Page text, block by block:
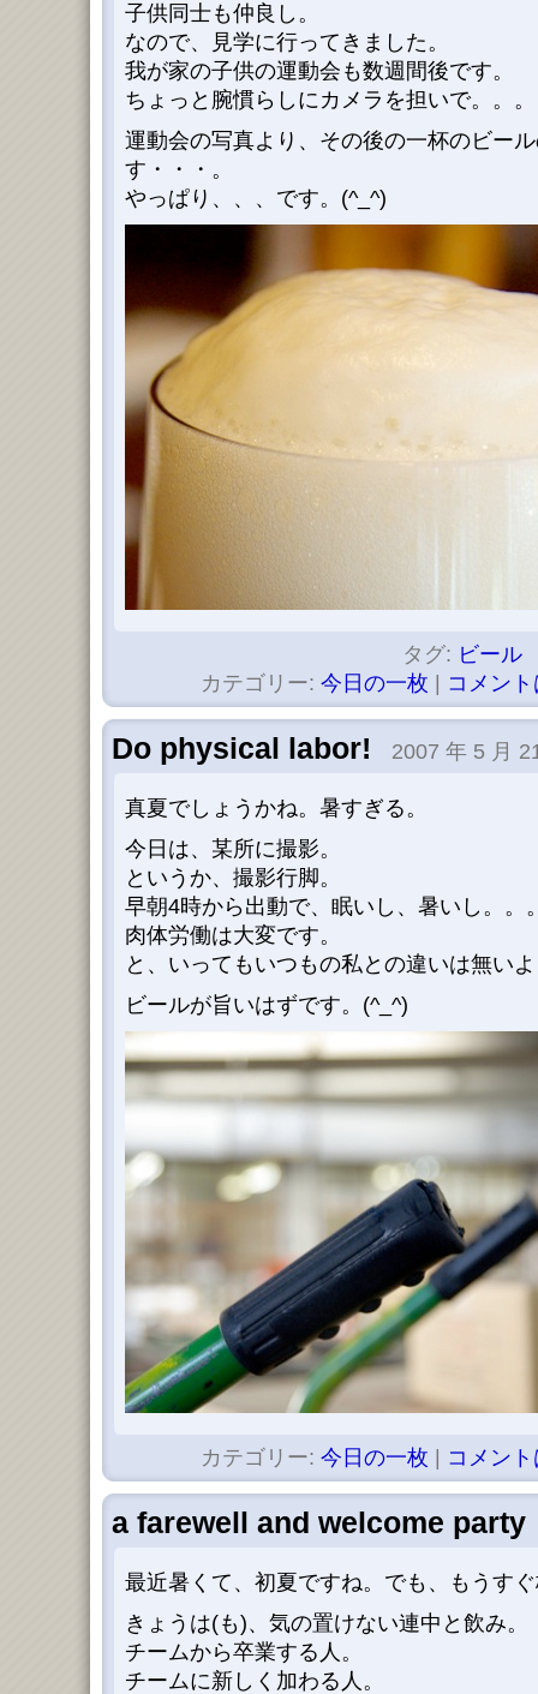
子供同士も仲良し。
なので、見学に行ってきました。
我が家の子供の運動会も数週間後です。
ちょっと腕慣らしにカメラを担いで。。。
運動会の写真より、その後の一杯のビー
す・・・。
やっぱり、、、です。(^_^)
タグ: ビール
カテゴリー: 今日の一枚 コメン
Do physical labor! 2007 年 5 月
真夏でしょうかね。暑すぎる。
今日は、某所に撮影。
というか、撮影行脚。
早朝4時から出動で、眠いし、暑いし。。
肉体労働は大変です。
と、いってもいつもの私との違いは無い
ビールが旨いはずです。(^_^)
カテゴリー: 今日の一枚 コメン
a farewell and welcome party
最近暑くて、初夏ですね。でも、もうす
きょうは(も)、気の置けない連中と飲み。
チームから卒業する人。
チームに新しく加わる人。